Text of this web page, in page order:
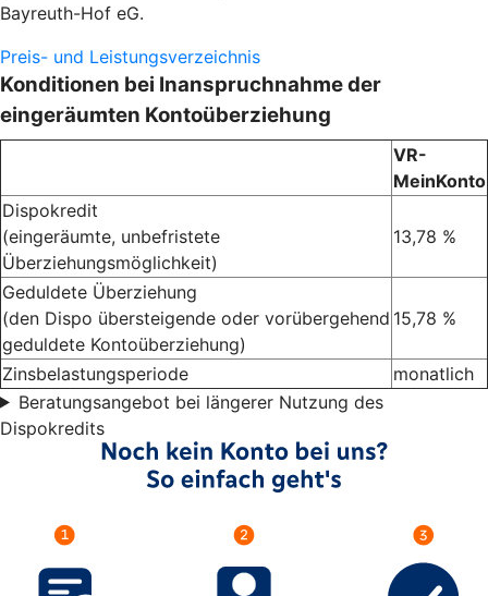
Bayreuth-Hof eG.
Preis- und Leistungsverzeichnis
Konditionen bei Inanspruchnahme der
eingeräumten Kontoüberziehung
VR-
MeinKonto
Dispokredit
(eingeräumte, unbefristete
Überziehungsmöglichkeit)
13,78 %
Geduldete Überziehung
(den Dispo übersteigende oder vorübergehend
geduldete Kontoüberziehung)
15,78 %
Zinsbelastungsperiode
monatlich
Beratungsangebot bei längerer Nutzung des
Dispokredits